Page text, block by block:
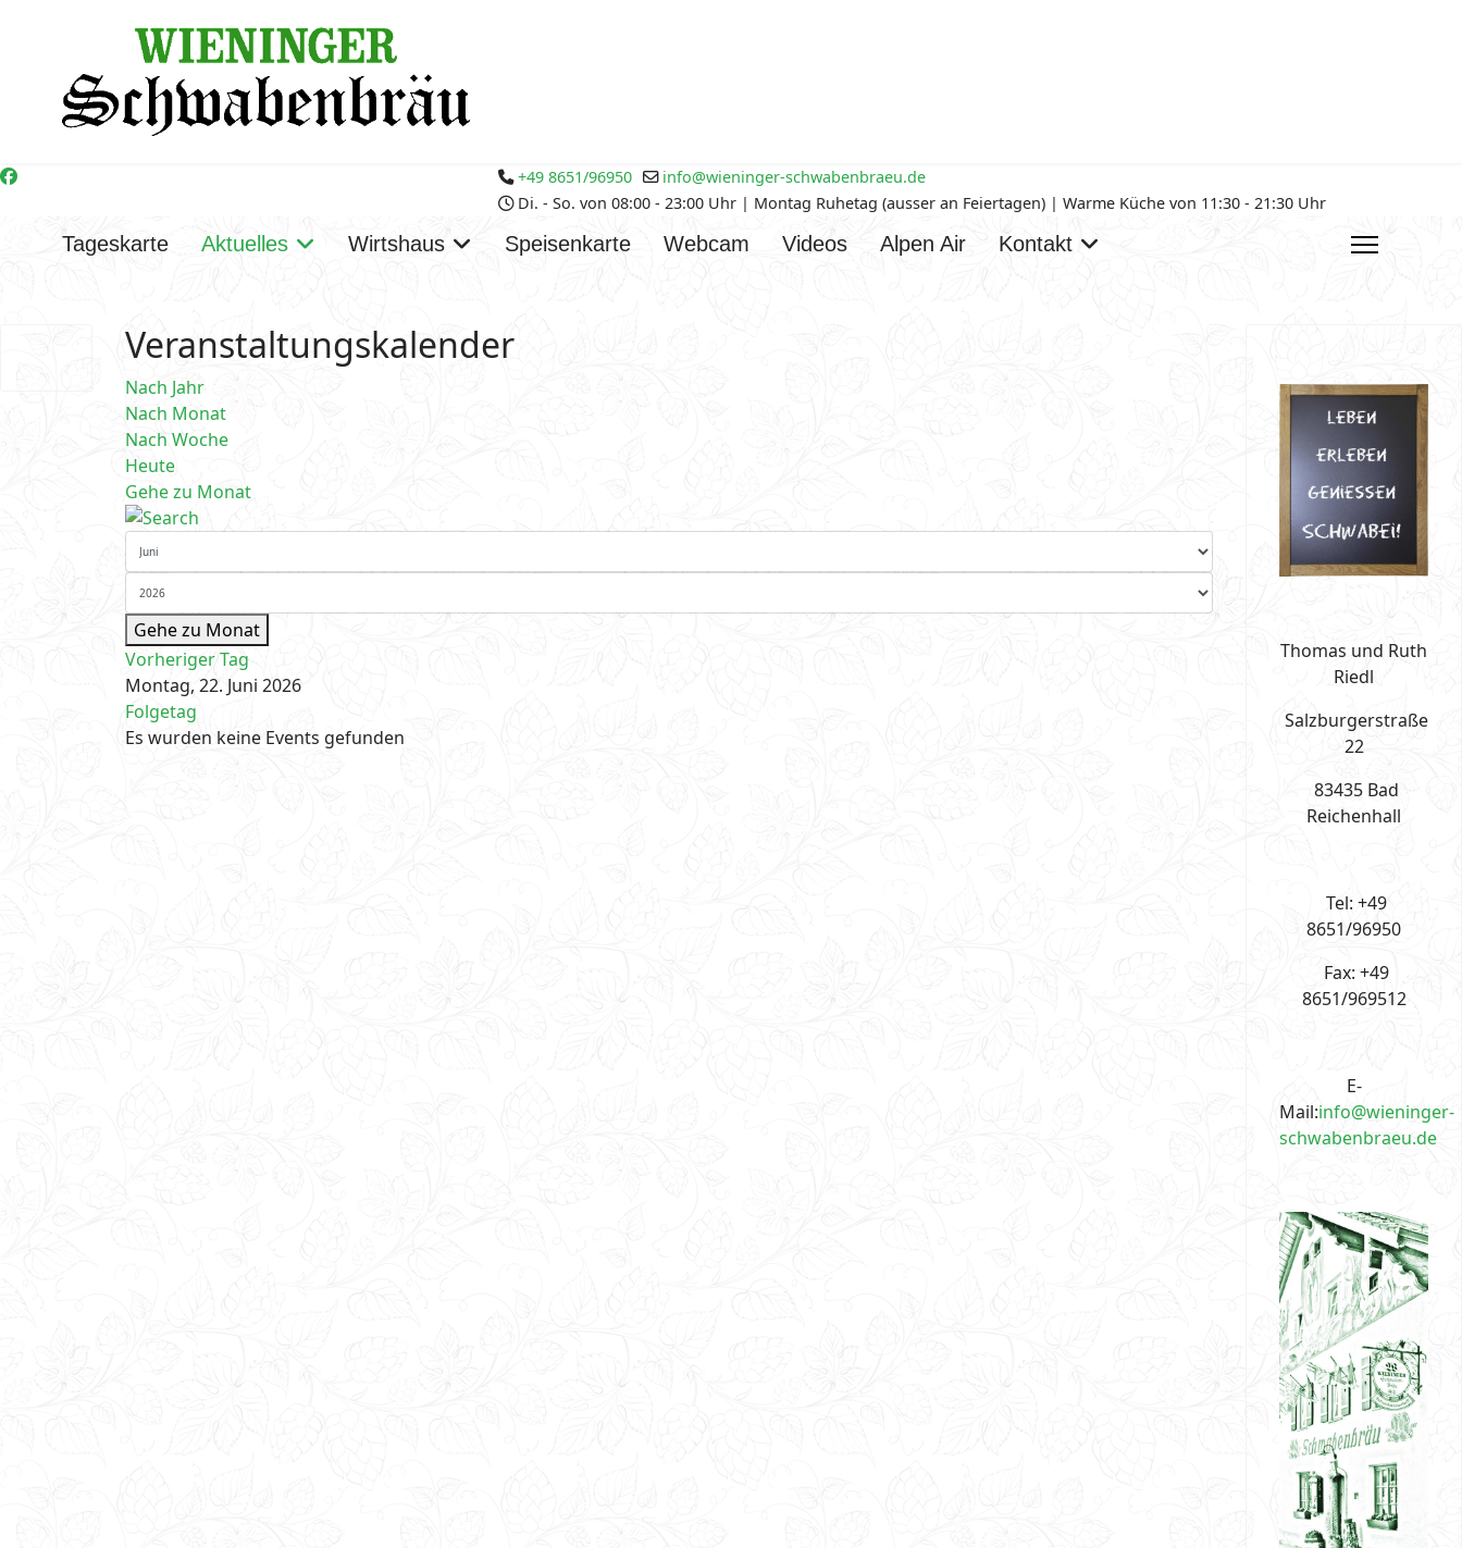
Tageskarte Aktuelles Wirtshaus Speisenkarte Webcam Videos Alpen Air Kontakt
+49 8651/96950
info@wieninger-schwabenbraeu.de
Di. - So. von 08:00 - 23:00 Uhr | Montag Ruhetag (ausser an Feiertagen) | Warme Küche von 11:30 - 21:30 Uhr
Veranstaltungskalender
Nach Jahr
Nach Monat
Nach Woche
Heute
Gehe zu Monat
Gehe zu Monat
Vorheriger Tag
Montag, 22. Juni 2026
Folgetag
Es wurden keine Events gefunden
Thomas und Ruth
Riedl
Salzburgerstraße
22
83435 Bad
Reichenhall
Tel: +49
8651/96950
Fax: +49
8651/969512
E-
Mail:info@wieninger-
schwabenbraeu.de